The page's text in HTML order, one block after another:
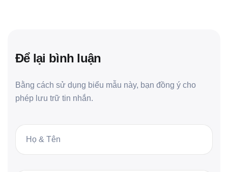
Để lại bình luận
Bằng cách sử dụng biểu mẫu này, bạn đồng ý cho
phép lưu trữ tin nhắn.